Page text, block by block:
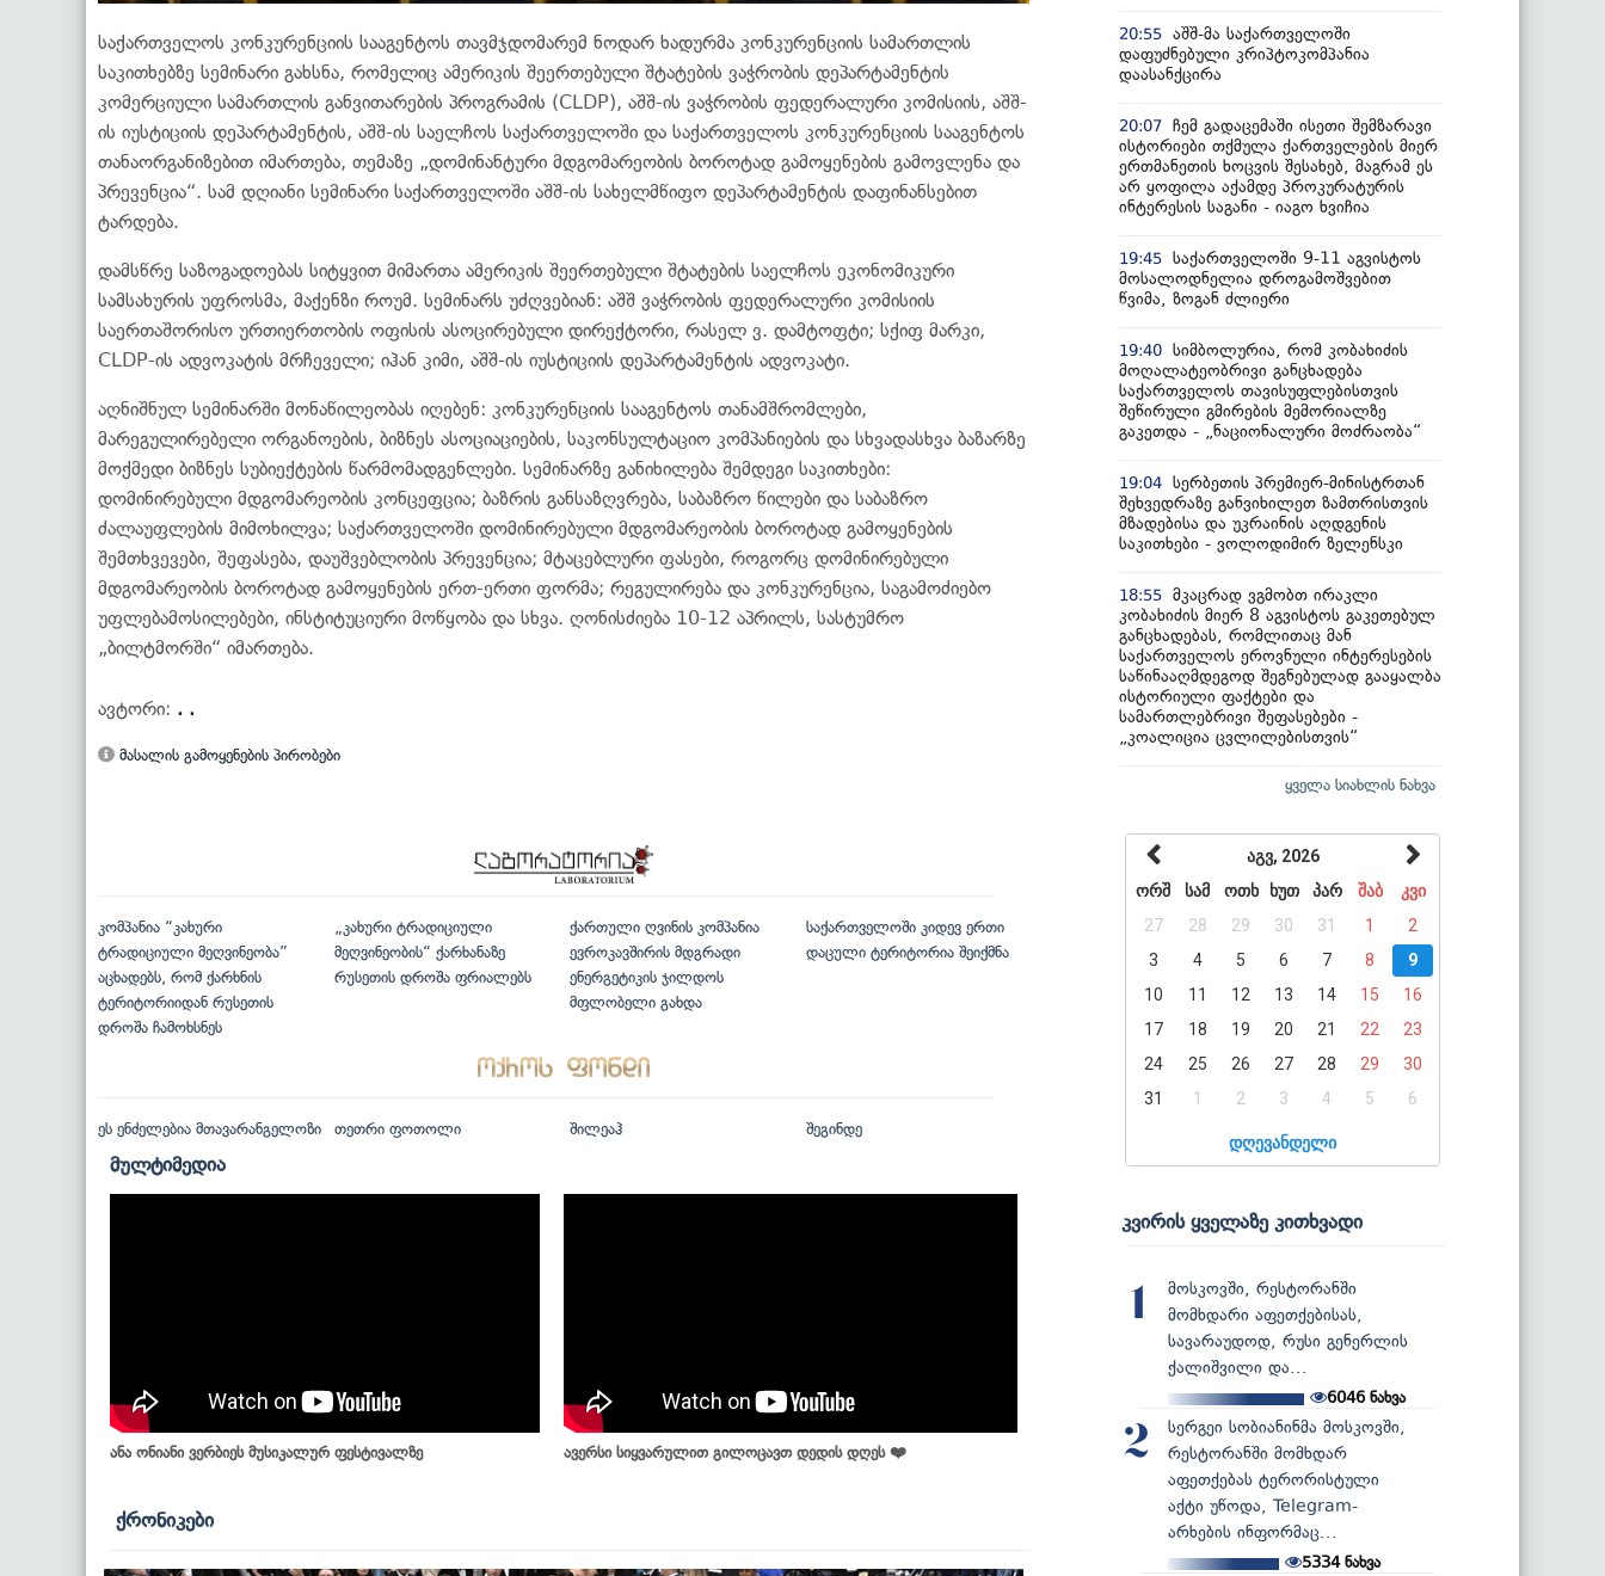
საქართველოს კონკურენციის სააგენტოს თავმჯდომარემ ნოდარ ხადურმა კონკურენციის სამართლის
საკითხებზე სემინარი გახსნა, რომელიც ამერიკის შეერთებული შტატების ვაჭრობის დეპარტამენტის
კომერციული სამართლის განვითარების პროგრამის (CLDP), აშშ-ის ვაჭრობის ფედერალური კომისიის, აშშ-
ის იუსტიციის დეპარტამენტის, აშშ-ის საელჩოს საქართველოში და საქართველოს კონკურენციის სააგენტოს
თანაორგანიზებით იმართება, თემაზე „დომინანტური მდგომარეობის ბოროტად გამოყენების გამოვლენა და
პრევენცია“. სამ დღიანი სემინარი საქართველოში აშშ-ის სახელმწიფო დეპარტამენტის დაფინანსებით
ტარდება.
დამსწრე საზოგადოებას სიტყვით მიმართა ამერიკის შეერთებული შტატების საელჩოს ეკონომიკური
სამსახურის უფროსმა, მაქენზი როუმ. სემინარს უძღვებიან: აშშ ვაჭრობის ფედერალური კომისიის
საერთაშორისო ურთიერთობის ოფისის ასოცირებული დირექტორი, რასელ ვ. დამტოფტი; სქიფ მარკი,
CLDP-ის ადვოკატის მრჩეველი; იჰან კიმი, აშშ-ის იუსტიციის დეპარტამენტის ადვოკატი.
აღნიშნულ სემინარში მონაწილეობას იღებენ: კონკურენციის სააგენტოს თანამშრომლები,
მარეგულირებელი ორგანოების, ბიზნეს ასოციაციების, საკონსულტაციო კომპანიების და სხვადასხვა ბაზარზე
მოქმედი ბიზნეს სუბიექტების წარმომადგენლები. სემინარზე განიხილება შემდეგი საკითხები:
დომინირებული მდგომარეობის კონცეფცია; ბაზრის განსაზღვრება, საბაზრო წილები და საბაზრო
ძალაუფლების მიმოხილვა; საქართველოში დომინირებული მდგომარეობის ბოროტად გამოყენების
შემთხვევები, შეფასება, დაუშვებლობის პრევენცია; მტაცებლური ფასები, როგორც დომინირებული
მდგომარეობის ბოროტად გამოყენების ერთ-ერთი ფორმა; რეგულირება და კონკურენცია, საგამოძიებო
უფლებამოსილებები, ინსტიტუციური მოწყობა და სხვა. ღონისძიება 10-12 აპრილს, სასტუმრო
„ბილტმორში“ იმართება.
ავტორი: . .
მასალის გამოყენების პირობები
კომპანია “კახური
ტრადიციული მეღვინეობა”
აცხადებს, რომ ქარხნის
ტერიტორიიდან რუსეთის
დროშა ჩამოხსნეს
„კახური ტრადიციული
მეღვინეობის“ ქარხანაზე
რუსეთის დროშა ფრიალებს
ქართული ღვინის კომპანია
ევროკავშირის მდგრადი
ენერგეტიკის ჯილდოს
მფლობელი გახდა
საქართველოში კიდევ ერთი
დაცული ტერიტორია შეიქმნა
ეს ენძელებია მთავარანგელოზი თეთრი ფოთოლი შილეაჰ შეგინდე
მულტიმედია
ანა ონიანი ვერბიეს მუსიკალურ ფესტივალზე ავერსი სიყვარულით გილოცავთ დედის დღეს ❤️
ქრონიკები
20:55 აშშ-მა საქართველოში
დაფუძნებული კრიპტოკომპანია
დაასანქცირა
20:07 ჩემ გადაცემაში ისეთი შემზარავი
ისტორიები თქმულა ქართველების მიერ
ერთმანეთის ხოცვის შესახებ, მაგრამ ეს
არ ყოფილა აქამდე პროკურატურის
ინტერესის საგანი - იაგო ხვიჩია
19:45 საქართველოში 9-11 აგვისტოს
მოსალოდნელია დროგამოშვებით
წვიმა, ზოგან ძლიერი
19:40 სიმბოლურია, რომ კობახიძის
მოღალატეობრივი განცხადება
საქართველოს თავისუფლებისთვის
შეწირული გმირების მემორიალზე
გაკეთდა - „ნაციონალური მოძრაობა“
19:04 სერბეთის პრემიერ-მინისტრთან
შეხვედრაზე განვიხილეთ ზამთრისთვის
მზადებისა და უკრაინის აღდგენის
საკითხები - ვოლოდიმირ ზელენსკი
18:55 მკაცრად ვგმობთ ირაკლი
კობახიძის მიერ 8 აგვისტოს გაკეთებულ
განცხადებას, რომლითაც მან
საქართველოს ეროვნული ინტერესების
საწინააღმდეგოდ შეგნებულად გააყალბა
ისტორიული ფაქტები და
სამართლებრივი შეფასებები -
„კოალიცია ცვლილებისთვის“
ყველა სიახლის ნახვა
აგვ, 2026
ორშ
სამ ოთხ ხუთ პარ შაბ
კვი
27
28 29 30 31 1
2
3
4 5 6 7 8
9
10
11 12 13 14 15
16
17
18 19 20 21 22
23
24
25 26 27 28 29
30
31
1 2 3 4 5 6
დღევანდელი
კვირის ყველაზე კითხვადი
1
მოსკოვში, რესტორანში
მომხდარი აფეთქებისას,
სავარაუდოდ, რუსი გენერლის
ქალიშვილი და...
6046ნახვა
2
სერგეი სობიანინმა მოსკოვში,
რესტორანში მომხდარ
აფეთქებას ტერორისტული
აქტი უწოდა, Telegram-
არხების ინფორმაც...
5334ნახვა